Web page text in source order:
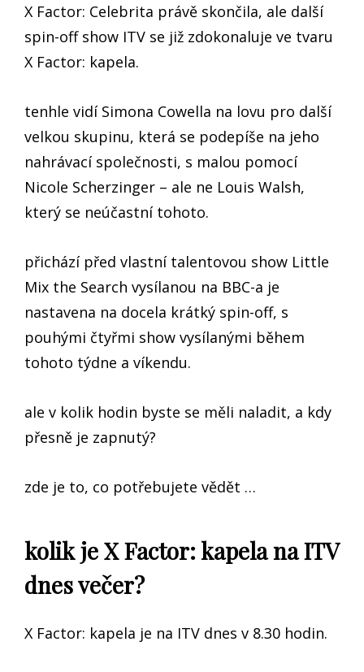
X Factor: Celebrita právě skončila, ale další
spin-off show ITV se již zdokonaluje ve tvaru
X Factor: kapela.
tenhle vidí Simona Cowella na lovu pro další
velkou skupinu, která se podepíše na jeho
nahrávací společnosti, s malou pomocí
Nicole Scherzinger – ale ne Louis Walsh,
který se neúčastní tohoto.
přichází před vlastní talentovou show Little
Mix the Search vysílanou na BBC-a je
nastavena na docela krátký spin-off, s
pouhými čtyřmi show vysílanými během
tohoto týdne a víkendu.
ale v kolik hodin byste se měli naladit, a kdy
přesně je zapnutý?
zde je to, co potřebujete vědět …
kolik je X Factor: kapela na ITV
dnes večer?
X Factor: kapela je na ITV dnes v 8.30 hodin.